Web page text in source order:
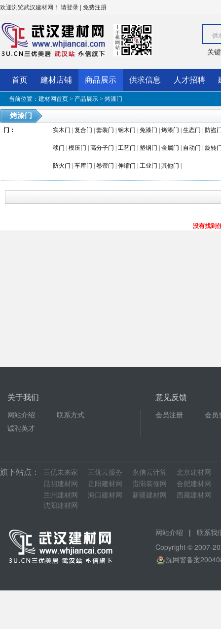
欢迎浏览武汉建材网！ 请登录 | 免费注册
供
关
首页 建材店铺 商品展示 供求信息 人才招聘
当前位置： 建材网首页 > 产品展示 > 烤漆门
烤漆门
门 ： 实木门 复合门 套装门 钢木门 免漆门 烤漆门 生态门 防盗
移门 模压门 高分子门 工艺门 塑钢门 金属门 自动门 旋转
防火门 车库门 卷帘门 伸缩门 工业门 其他门
没有找到
关于我们
网站介绍
联系方式
诚聘英才
意见反馈
会员注册 会员
旗下站点： 三优未来家 三优云服务 永信云计算 北京建材网
昆明建材网
贵阳建材网 贵阳装修网 合肥建材网
兰州建材网
海口建材网 新疆建材网 西藏建材网
沈阳建材网
网站介绍 | 联系我
Copyright © 2007-
沈网警备案